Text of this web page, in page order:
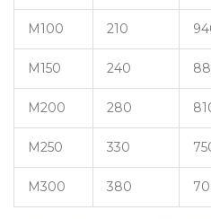
М100 210
М150 240
М200 280
М250 330
М300 380